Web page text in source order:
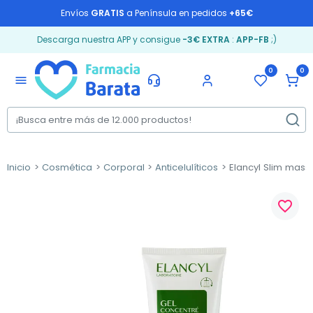
Envíos GRATIS a Península en pedidos +65€
Descarga nuestra APP y consigue -3€ EXTRA: APP-FB ;)
menu
0 0
Inicio Cosmética Corporal Anticelulíticos Elancyl Slim
favorite_border